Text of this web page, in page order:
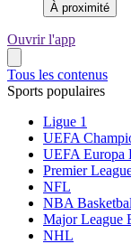
À proximité
Ouvrir l'app
Tous les contenus
Sports populaires
Ligue 1
UEFA
UEFA Europa
Premier
NFL
NBA
Major League
NHL